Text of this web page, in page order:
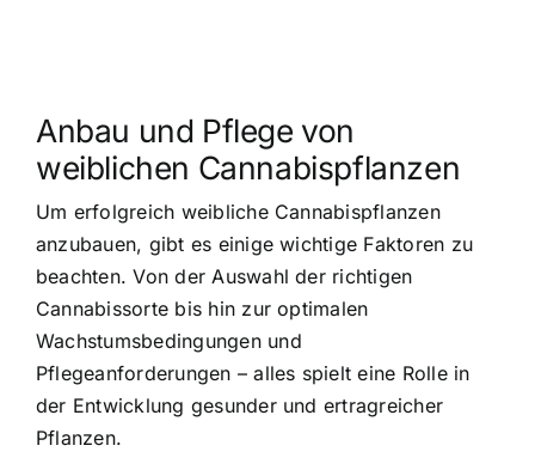
Anbau und Pflege von
weiblichen Cannabispflanzen
Um erfolgreich weibliche Cannabispflanzen
anzubauen, gibt es einige wichtige Faktoren zu
beachten. Von der Auswahl der richtigen
Cannabissorte bis hin zur optimalen
Wachstumsbedingungen und
Pflegeanforderungen – alles spielt eine Rolle in
der Entwicklung gesunder und ertragreicher
Pflanzen.